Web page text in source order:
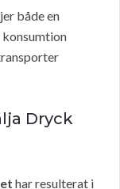
både en
konsumtion
Dryck
har resulterat i